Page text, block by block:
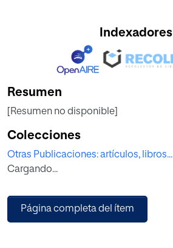
Indexadores
Resumen
[Resumen no disponible]
Colecciones
Otras Publicaciones: artículos, libros...
Cargando...
Página completa del ítem